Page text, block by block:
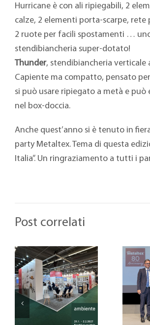
Hurricane è con ali ripiegabili, 2
calze, 2 elementi porta-scarpe,
2 ruote per facili spostamenti …
stendibiancheria super-dotato!
Thunder, stendibiancheria verticale
Capiente ma compatto, pensato
si può usare ripiegato a metà e può
nel box-doccia.
Anche quest’anno si è tenuto in
party Metaltex. Tema di questa
Italia”. Un ringraziamento a tutti i
Post correlati